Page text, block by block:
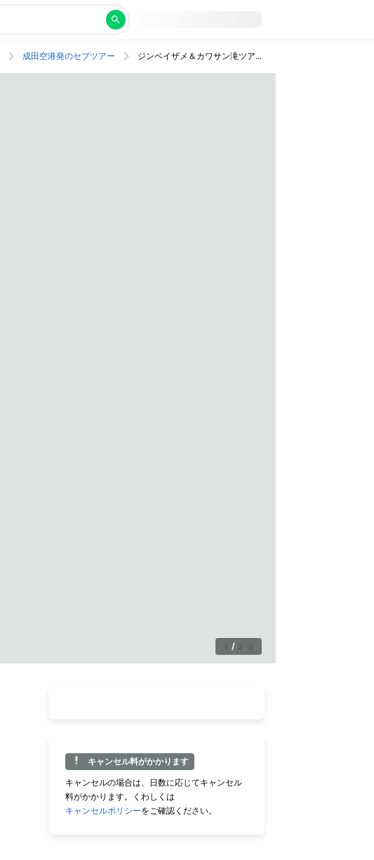
成田空港発のセブツアー ジンベイザメ＆カワサン滝ツアーつき！絶景プール完備の高級ホテル泊。ビジネスクラス利用
1 / 35
キャンセル料がかかります
キャンセルの場合は、日数に応じてキャンセル
料がかかります。くわしくは
キャンセルポリシーをご確認ください。